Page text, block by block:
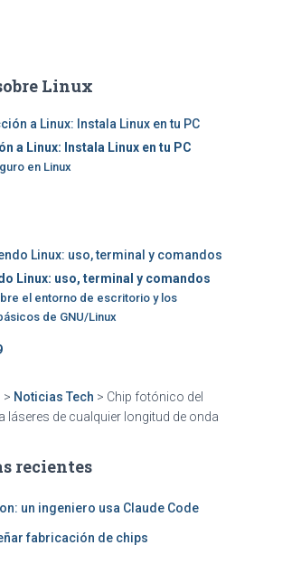
Linux
a Linux: Instala Linux en tu PC
en Linux
Linux: uso, terminal y comandos
el entorno de escritorio y los
de GNU/Linux
> Noticias Tech > Chip fotónico del
láseres de cualquier longitud de onda
recientes
un ingeniero usa Claude Code
fabricación de chips